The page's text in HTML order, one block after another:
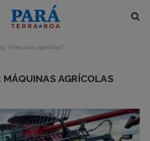
"máquinas agrícolas"
MÁQUINAS AGRÍCOLAS